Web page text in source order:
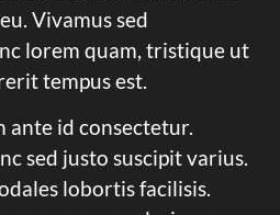
Vivamus sed
lorem quam, tristique ut
tempus est.
ante id consectetur.
sed justo suscipit varius.
lobortis facilisis.